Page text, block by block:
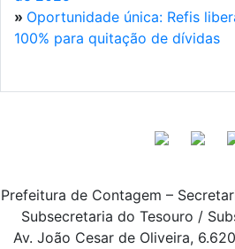
» Oportunidade única: Refis
100% para quitação de dívidas
Prefeitura de Contagem –
Subsecretaria do Tesouro /
Av. João Cesar de Oliveira,